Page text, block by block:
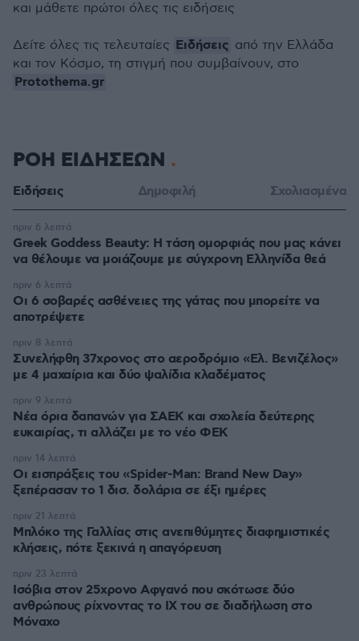
και μάθετε πρώτοι όλες τις ειδήσεις
Δείτε όλες τις τελευταίες Ειδήσεις από την Ελλάδα
και τον Κόσμο, τη στιγμή που συμβαίνουν, στο
Protothema.gr
ΡΟΗ ΕΙΔΗΣΕΩΝ
Ειδήσεις Δημοφιλή Σχολιασμένα
Greek Goddess Beauty: Η τάση ομορφιάς που μας κάνει
να θέλουμε να μοιάζουμε με σύγχρονη Ελληνίδα θεά
πριν 6 λεπτά
Οι 6 σοβαρές ασθένειες της γάτας που μπορείτε να
αποτρέψετε
πριν 6 λεπτά
Συνελήφθη 37χρονος στο αεροδρόμιο «Ελ. Βενιζέλος»
με 4 μαχαίρια και δύο ψαλίδια κλαδέματος
πριν 8 λεπτά
Νέα όρια δαπανών για ΣΑΕΚ και σχολεία δεύτερης
ευκαιρίας, τι αλλάζει με το νέο ΦΕΚ
πριν 9 λεπτά
Οι εισπράξεις του «Spider-Man: Brand New Day»
ξεπέρασαν το 1 δισ. δολάρια σε έξι ημέρες
πριν 14 λεπτά
Μπλόκο της Γαλλίας στις ανεπιθύμητες διαφημιστικές
κλήσεις, πότε ξεκινά η απαγόρευση
πριν 21 λεπτά
Ισόβια στον 25χρονο Αφγανό που σκότωσε δύο
ανθρώπους ρίχνοντας το ΙΧ του σε διαδήλωση στο
Μόναχο
πριν 23 λεπτά